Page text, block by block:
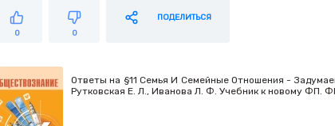
0 0
ПОДЕЛИТЬСЯ
Ответы на §11 Семья И Семейные Отношения -
Рутковская Е. Л., Иванова Л. Ф. Учебник к новому ФП.